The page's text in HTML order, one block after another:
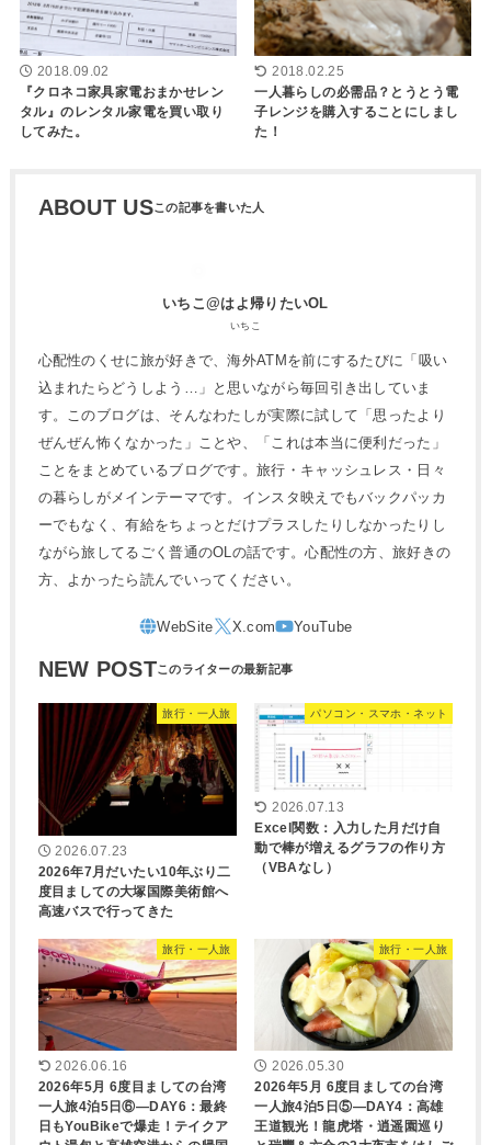
2018.09.02
『クロネコ家具家電おまかせレン
タル』のレンタル家電を買い取り
してみた。
2018.02.25
一人暮らしの必需品？とうとう電
子レンジを購入することにしまし
た！
ABOUT US
いちこ@はよ帰りたいOL
いちこ
心配性のくせに旅が好きで、海外ATMを前にするたびに「吸い
込まれたらどうしよう…」と思いながら毎回引き出していま
す。このブログは、そんなわたしが実際に試して「思ったより
ぜんぜん怖くなかった」ことや、「これは本当に便利だった」
ことをまとめているブログです。旅行・キャッシュレス・日々
の暮らしがメインテーマです。インスタ映えでもバックパッカ
ーでもなく、有給をちょっとだけプラスしたりしなかったりし
ながら旅してるごく普通のOLの話です。心配性の方、旅好きの
方、よかったら読んでいってください。
NEW POST
旅行・一人旅
2026.07.23
2026年7月だいたい10年ぶり二
度目ましての大塚国際美術館へ
高速バスで行ってきた
パソコン・スマホ・ネット
2026.07.13
Excel関数：入力した月だけ自
動で棒が増えるグラフの作り方
（VBAなし）
旅行・一人旅
2026.06.16
2026年5月 6度目ましての台湾
一人旅4泊5日⑥―DAY6：最終
日もYouBikeで爆走！テイクア
旅行・一人旅
2026.05.30
2026年5月 6度目ましての台湾
一人旅4泊5日⑤―DAY4：高雄
王道観光！龍虎塔・逍遥園巡り